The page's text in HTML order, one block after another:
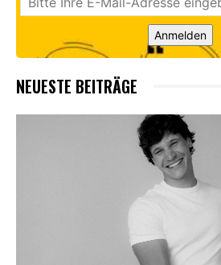
Anmelden
NEUESTE BEITRÄGE